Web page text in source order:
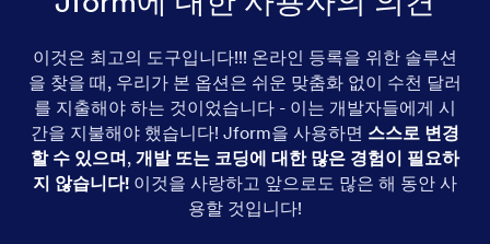
이것은 최고의 도구입니다!!! 온라인 등록을 위한 솔루션
을 찾을 때, 우리가 본 옵션은 쉬운 맞춤화 없이 수천 달러
를 지출해야 하는 것이었습니다 - 이는 개발자들에게 시
간을 지불해야 했습니다! Jform을 사용하면 스스로 변경
할 수 있으며, 개발 또는 코딩에 대한 많은 경험이 필요하
지 않습니다! 이것을 사랑하고 앞으로도 많은 해 동안 사
용할 것입니다!